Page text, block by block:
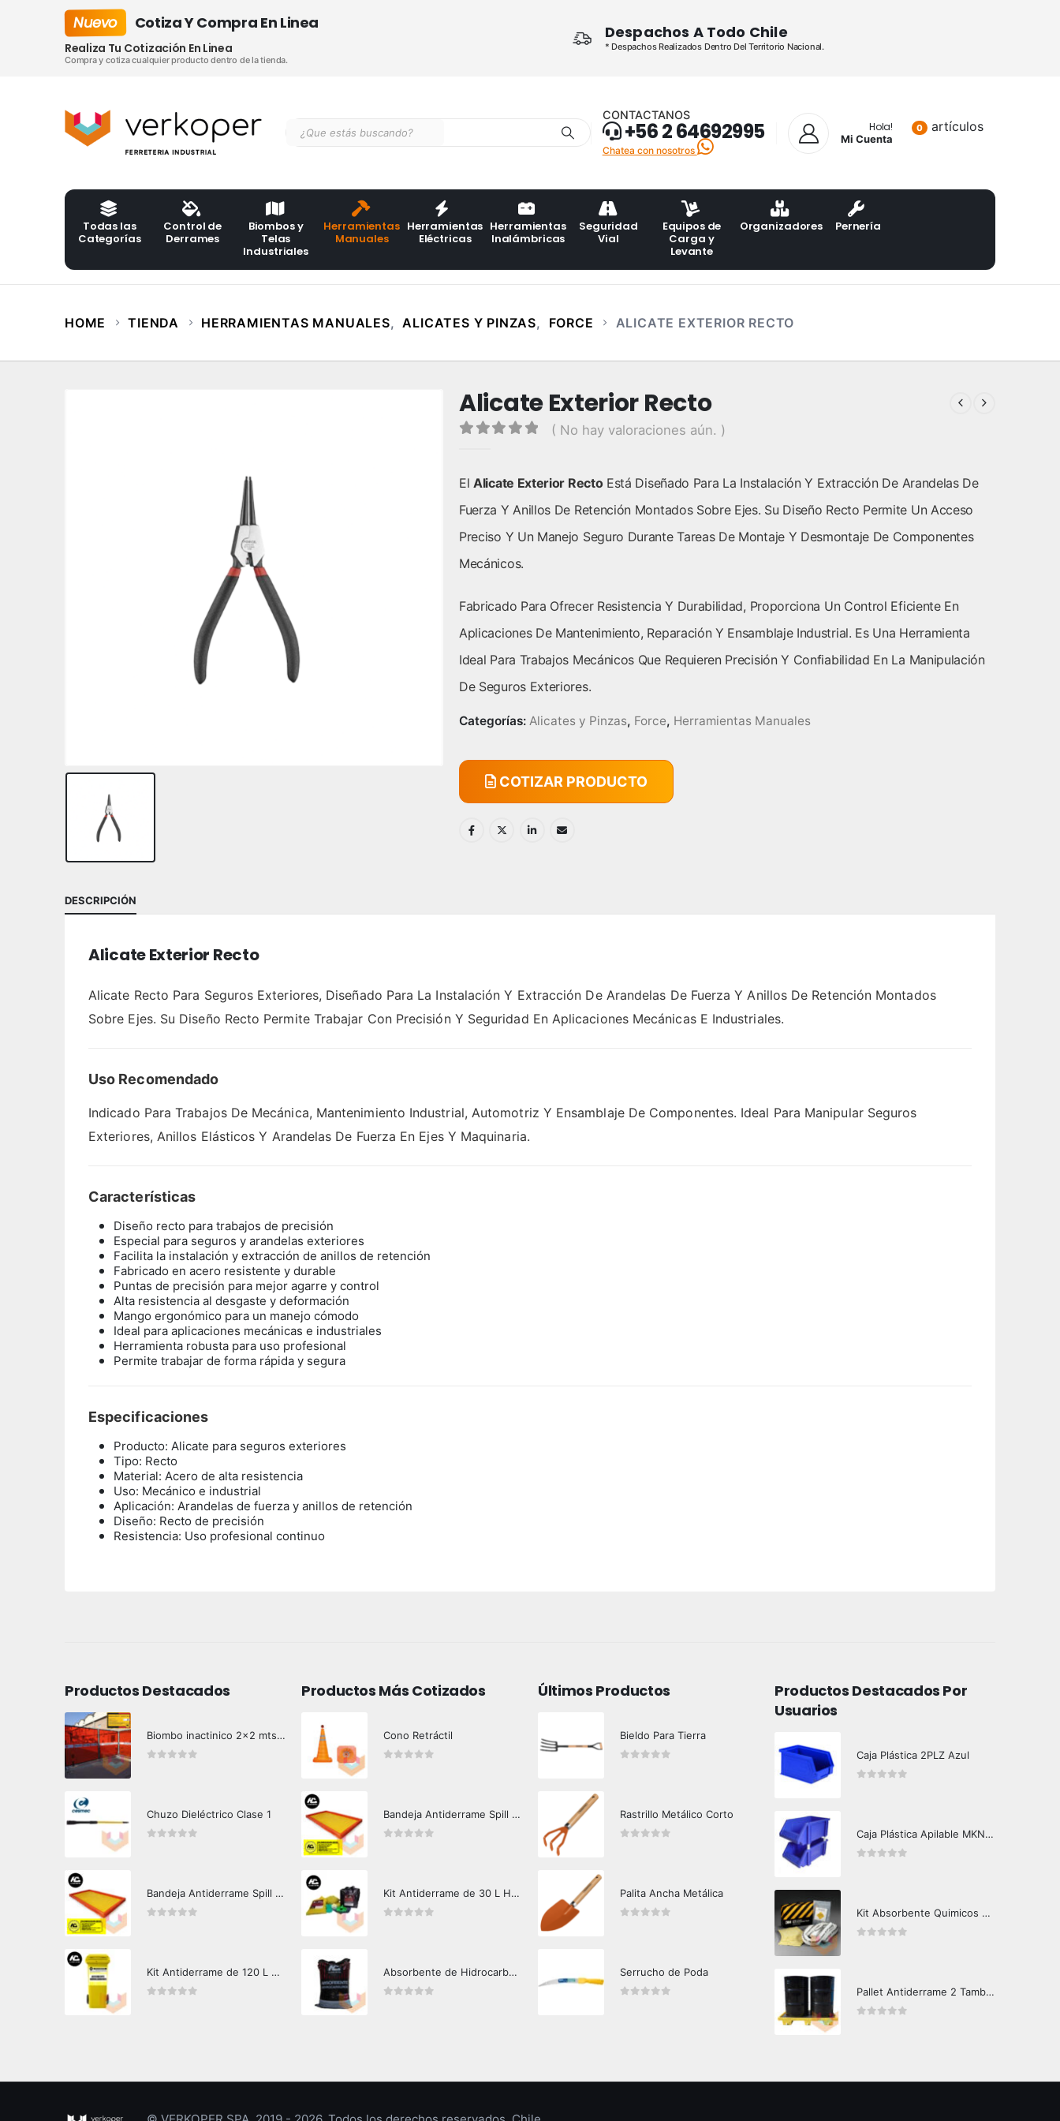
Despachos A Todo Chile
* Despachos Realizados Dentro Del Territorio Nacional.
Nuevo Cotiza Y Compra En Linea
Realiza Tu Cotización En Linea
Compra y cotiza cualquier producto dentro de la tienda.
CONTACTANOS
+56 2 64692995
Chatea con nosotros
Hola!
Mi Cuenta
0 artículos
Todas las
Categorías
Control de
Derrames
Biombos y
Telas
Industriales
Herramientas
Manuales
Herramientas
Eléctricas
Herramientas
Inalámbricas
Seguridad
Vial
Equipos de
Carga y
Levante
Organizadores Pernería
HOME TIENDA HERRAMIENTAS MANUALES, ALICATES Y PINZAS, FORCE ALICATE EXTERIOR RECTO
Alicate Exterior Recto
( No hay valoraciones aún. )
ElAlicate Exterior RectoEstá Diseñado Para La Instalación Y Extracción De Arandelas De
Fuerza Y Anillos De Retención Montados Sobre Ejes. Su Diseño Recto Permite Un Acceso
Preciso Y Un Manejo Seguro Durante Tareas De Montaje Y Desmontaje De Componentes
Mecánicos.
Fabricado Para Ofrecer Resistencia Y Durabilidad, Proporciona Un Control Eficiente En
Aplicaciones De Mantenimiento, Reparación Y Ensamblaje Industrial. Es Una Herramienta
Ideal Para Trabajos Mecánicos Que Requieren Precisión Y Confiabilidad En La Manipulación
De Seguros Exteriores.
Categorías: Alicates y Pinzas, Force, Herramientas Manuales
COTIZAR PRODUCTO
DESCRIPCIÓN
Alicate Exterior Recto
Alicate Recto Para Seguros Exteriores, Diseñado Para La Instalación Y Extracción De Arandelas De Fuerza Y Anillos De Retención Montados
Sobre Ejes. Su Diseño Recto Permite Trabajar Con Precisión Y Seguridad En Aplicaciones Mecánicas E Industriales.
Uso Recomendado
Indicado Para Trabajos De Mecánica, Mantenimiento Industrial, Automotriz Y Ensamblaje De Componentes. Ideal Para Manipular Seguros
Exteriores, Anillos Elásticos Y Arandelas De Fuerza En Ejes Y Maquinaria.
Características
Diseño recto para trabajos de precisión
Especial para seguros y arandelas exteriores
Facilita la instalación y extracción de anillos de retención
Fabricado en acero resistente y durable
Puntas de precisión para mejor agarre y control
Alta resistencia al desgaste y deformación
Mango ergonómico para un manejo cómodo
Ideal para aplicaciones mecánicas e industriales
Herramienta robusta para uso profesional
Permite trabajar de forma rápida y segura
Especificaciones
Producto: Alicate para seguros exteriores
Tipo: Recto
Material: Acero de alta resistencia
Uso: Mecánico e industrial
Aplicación: Arandelas de fuerza y anillos de retención
Diseño: Recto de precisión
Resistencia: Uso profesional continuo
Productos Destacados
Biombo inactinico 2x2 mts Hazard Control
Chuzo Dieléctrico Clase 1
Bandeja Antiderrame Spill Barrier 346 litros Certificada
Kit Antiderrame de 120 L Hazard Control (Hidrocarburos - Biodegradable)
Productos Más Cotizados
Cono Retráctil
Bandeja Antiderrame Spill Barrier 117 lts Certificada
Kit Antiderrame de 30 L Hazard Control (Hidrocarburos - Biodegradable)
Absorbente de Hidrocarburos Hazard Control 12 Kg
Últimos Productos
Bieldo Para Tierra
Rastrillo Metálico Corto
Palita Ancha Metálica
Serrucho de Poda
Productos Destacados Por
Usuarios
Caja Plástica 2PLZ Azul
Caja Plástica Apilable MKN-G260
Kit Absorbente Quimicos SRP-CHEM 3M Caja Master
Pallet Antiderrame 2 Tambores HPR